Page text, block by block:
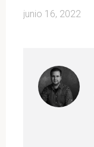
junio 16, 2022